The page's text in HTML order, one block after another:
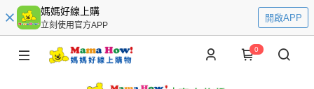
媽媽好線上購
立刻使用官方APP
開啟APP
0